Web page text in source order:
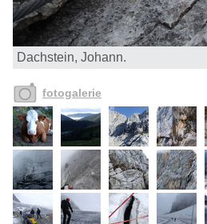
Dachstein, Johann.
fotogalerie